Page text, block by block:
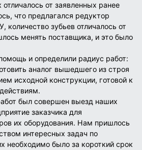
отличалось от заявленных ранее
что предлагался редуктор
количество зубьев отличалось от
менять поставщика, и это было
и определили радиус работ:
аналог вышедшего из строя
исходной конструкции, готовой к
был совершен выезд наших
заказчика для
их оборудования. Нам пришлось
интересных задач по
необходимо было за короткий срок